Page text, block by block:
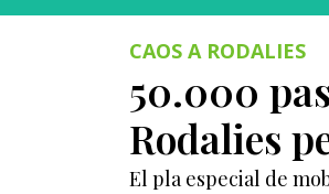
CAOS A RODALIES
50.000
Rodalies
El pla especial de